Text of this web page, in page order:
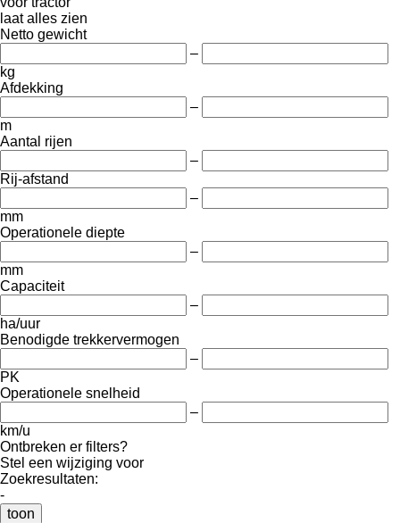
laat alles zien
Netto gewicht
–
kg
Afdekking
–
m
Aantal rijen
–
Rij-afstand
–
mm
Operationele diepte
–
mm
Capaciteit
–
ha/uur
Benodigde trekkervermogen
–
PK
Operationele snelheid
–
km/u
Ontbreken er filters?
Stel een wijziging voor
Zoekresultaten:
-
toon